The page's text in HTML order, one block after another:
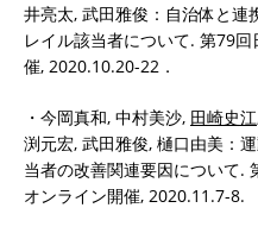
井亮太, 武田雅俊：自治体と連
レイル該当者について. 第79
催, 2020.10.20-22．
・今岡真和, 中村美沙, 田崎史江
渕元宏, 武田雅俊, 樋口由美：
当者の改善関連要因について.
オンライン開催, 2020.11.7-8.